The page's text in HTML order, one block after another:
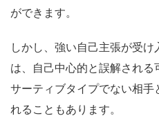
ができます。
しかし、強い自己主張が受
は、自己中心的と誤解され
サーティブタイプでない相手
れることもあります。